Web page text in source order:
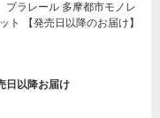
ラレール 多摩都市モノレ
ト 【発売日以降のお届け】
日以降お届け